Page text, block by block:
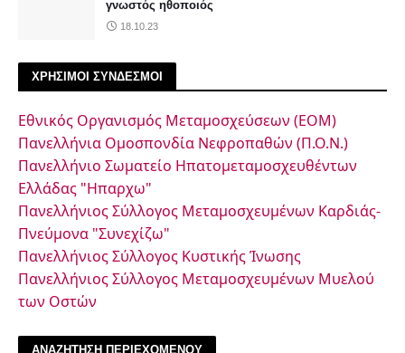
γνωστός ηθοποιός
18.10.23
ΧΡΗΣΙΜΟΙ ΣΥΝΔΕΣΜΟΙ
Εθνικός Οργανισμός Μεταμοσχεύσεων (ΕΟΜ)
Πανελλήνια Ομοσπονδία Νεφροπαθών (Π.Ο.Ν.)
Πανελλήνιο Σωματείο Ηπατομεταμοσχευθέντων
Ελλάδας "Ηπαρχω"
Πανελλήνιος Σύλλογος Μεταμοσχευμένων Καρδιάς-
Πνεύμονα "Συνεχίζω"
Πανελλήνιος Σύλλογος Κυστικής Ίνωσης
Πανελλήνιος Σύλλογος Μεταμοσχευμένων Μυελού
των Οστών
ΑΝΑΖΗΤΗΣΗ ΠΕΡΙΕΧΟΜΕΝΟΥ